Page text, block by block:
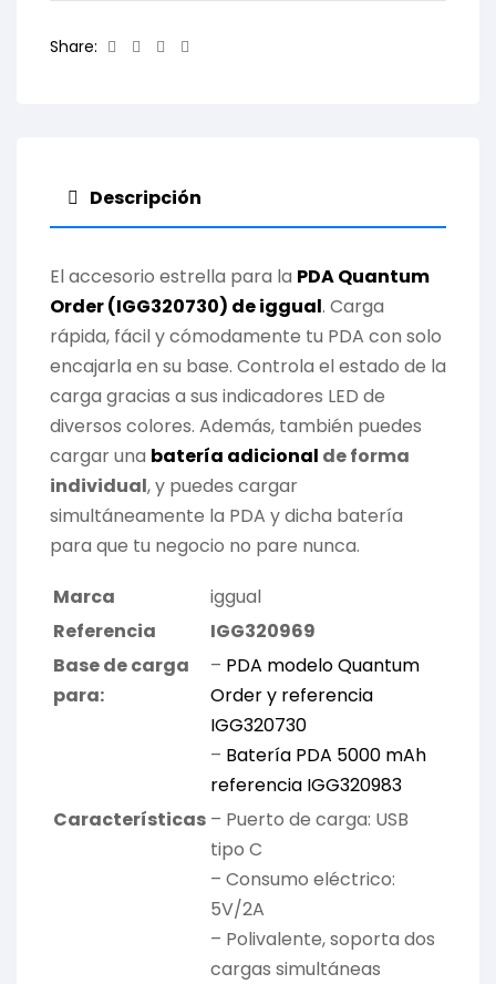
Share: Facebook
TwitterLinkedin
Descripción
El accesorio estrella para la PDA Quantum
Order (IGG320730) de iggual. Carga
rápida, fácil y cómodamente tu PDA con solo
encajarla en su base. Controla el estado de la
carga gracias a sus indicadores LED de
diversos colores. Además, también puedes
cargar una batería adicional de forma
individual, y puedes cargar
simultáneamente la PDA y dicha batería
para que tu negocio no pare nunca.
Marca
iggual
Referencia
IGG320969
Base de carga
para:
– PDA modelo Quantum
Order y referencia
IGG320730
– Batería PDA 5000 mAh
referencia IGG320983
Características – Puerto de carga: USB
tipo C
– Consumo eléctrico:
5V/2A
– Polivalente, soporta dos
cargas simultáneas